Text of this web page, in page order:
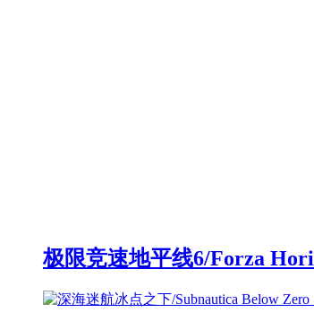
极限竞速地平线6/Forza